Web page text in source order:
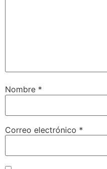
Nombre *
Correo electrónico *